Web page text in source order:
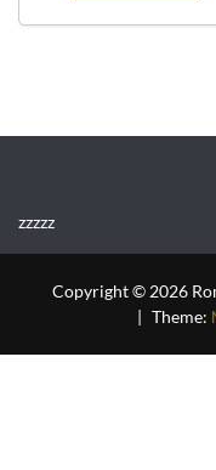
zzzzz
Copyright © 2026
| Theme: